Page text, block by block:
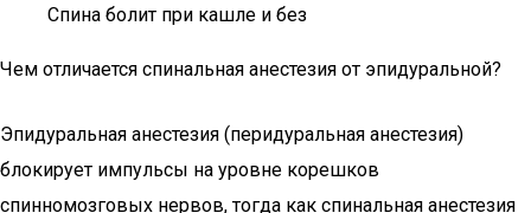
Спина болит при кашле и без
Чем отличается спинальная анестезия от эпидуральной?
Эпидуральная анестезия (перидуральная анестезия)
блокирует импульсы на уровне корешков
спинномозговых нервов, тогда как спинальная анестезия